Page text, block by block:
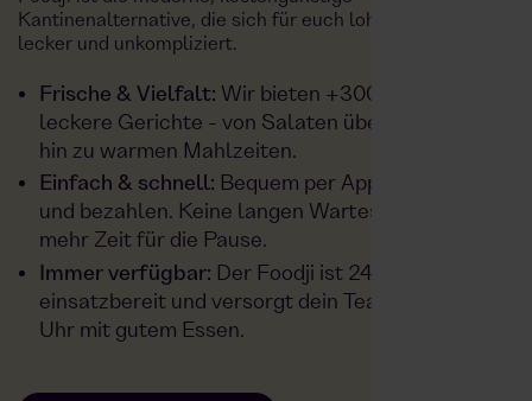
Kantinenalternative, die sich für euch lohnt. Frisch,
lecker und unkompliziert.
Frische & Vielfalt: Wir bieten +300 frische,
leckere Gerichte - von Salaten über Bowls bis
hin zu warmen Mahlzeiten.
Einfach & schnell: Bequem per App vorbestellen
und bezahlen. Keine langen Warteschlangen,
mehr Zeit für die Pause.
Immer verfügbar: Der Foodji ist 24/7
einsatzbereit und versorgt dein Team rund um die
Uhr mit gutem Essen.